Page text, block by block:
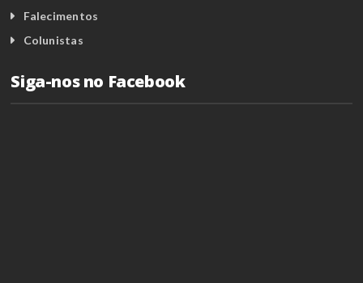
Falecimentos
Colunistas
Siga-nos no Facebook